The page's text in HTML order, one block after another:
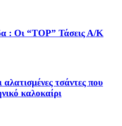
: Οι “TOP” Τάσεις Α/Κ
τσάντες που
καλοκαίρι